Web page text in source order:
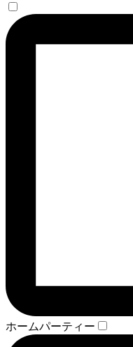
ホームパーティー